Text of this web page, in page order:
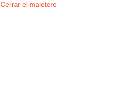
Cerrar el maletero